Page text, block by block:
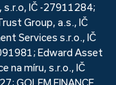
s.r.o, IČ -27911284;
Group, a.s., IČ
Services s.r.o., IČ
Edward Asset
na míru, s.r.o., IČ
GOLEM FINANCE